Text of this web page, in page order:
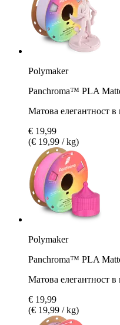
Polymaker
Panchroma™ PLA
Матова елегантност
€ 19,99
(€ 19,99 / kg)
Polymaker
Panchroma™ PLA
Матова елегантност
€ 19,99
(€ 19,99 / kg)